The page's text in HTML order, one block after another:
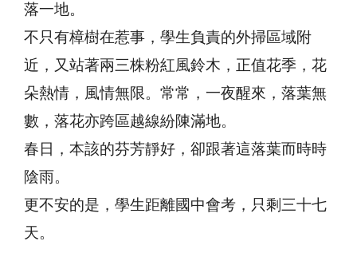
落一地。
不只有樟樹在惹事，學生負責的外掃區域附
近，又站著兩三株粉紅風鈴木，正值花季，花
朵熱情，風情無限。常常，一夜醒來，落葉無
數，落花亦跨區越線紛陳滿地。
春日，本該的芬芳靜好，卻跟著這落葉而時時
陰雨。
更不安的是，學生距離國中會考，只剩三十七
天。